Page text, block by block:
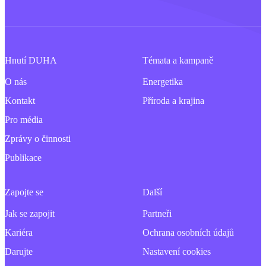
Hnutí DUHA
O nás
Kontakt
Pro média
Zprávy o činnosti
Publikace
Témata a kampaně
Energetika
Příroda a krajina
Zapojte se
Jak se zapojit
Kariéra
Darujte
Další
Partneři
Ochrana osobních údajů
Nastavení cookies